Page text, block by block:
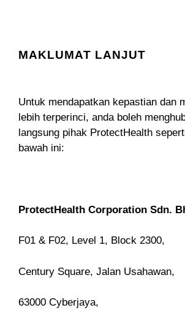
MAKLUMAT LANJUT
Untuk mendapatkan kepastian dan
lebih terperinci, anda boleh
langsung pihak ProtectHealth
bawah ini:
ProtectHealth Corporation Sdn.
F01 & F02, Level 1, Block 2300,
Century Square, Jalan Usahawan,
63000 Cyberjaya,